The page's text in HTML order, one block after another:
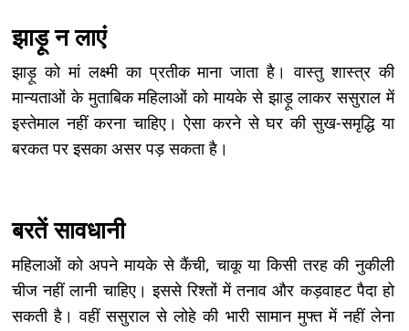
झाड़ू न लाएं
झाड़ू को मां लक्ष्मी का प्रतीक माना जाता है। वास्तु शास्त्र की
मान्यताओं के मुताबिक महिलाओं को मायके से झाड़ू लाकर ससुराल में
इस्तेमाल नहीं करना चाहिए। ऐसा करने से घर की सुख-समृद्धि या
बरकत पर इसका असर पड़ सकता है।
बरतें सावधानी
महिलाओं को अपने मायके से कैंची, चाकू या किसी तरह की नुकीली
चीज नहीं लानी चाहिए। इससे रिश्तों में तनाव और कड़वाहट पैदा हो
सकती है। वहीं ससुराल से लोहे की भारी सामान मुफ्त में नहीं लेना